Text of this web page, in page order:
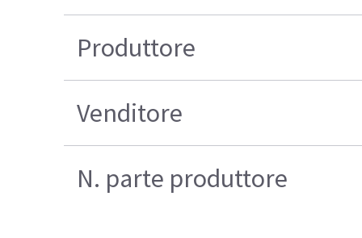
Produttore
Venditore
N. parte produttore